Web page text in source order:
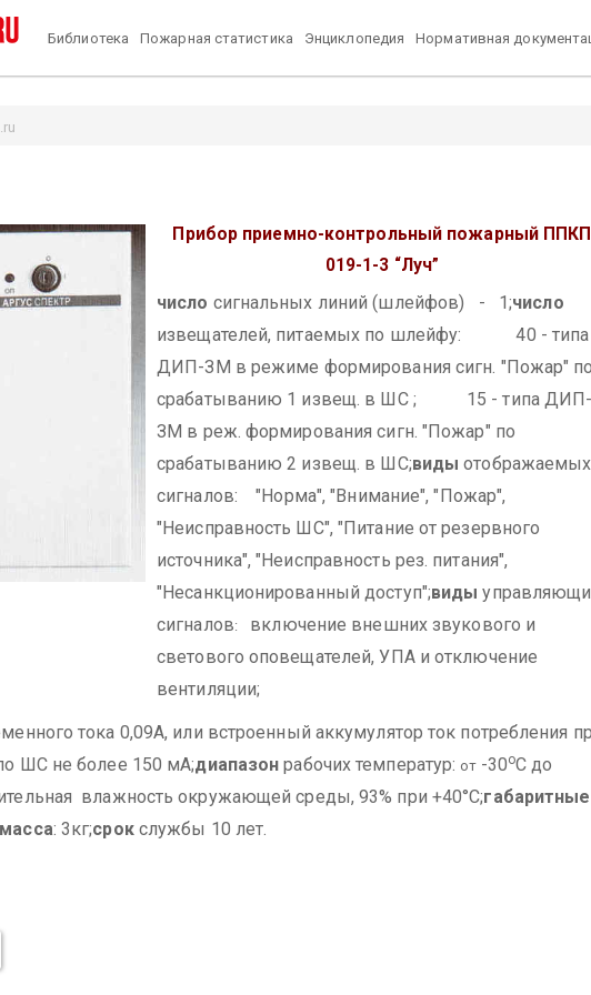
Библиотека Пожарная статистика Энциклопедия Нормативная
Прибор приемно-контрольный пожарный ППКП
019-1-3 “Луч”
число сигнальных линий (шлейфов) - 1;число
извещателей, питаемых по шлейфу: 40 - типа
ДИП-ЗМ в режиме формирования сигн. "Пожар" по
срабатыванию 1 извещ. в ШС ; 15 - типа ДИП-
ЗМ в реж. формирования сигн. "Пожар" по
срабатыванию 2 извещ. в ШС;виды отображаемых
сигналов: "Норма", "Внимание", "Пожар",
"Неисправность ШС", "Питание от резервного
источника", "Неисправность рез. питания",
"Несанкционированный доступ";виды
сигналов:
включение внешних звукового и
светового оповещателей, УПА и отключение
вентиляции;
тока 0,09А, или встроенный аккумулятор ток потребления
ШС не более 150 мА;диапазон рабочих температур: от -30оС до
влажность окружающей среды, 93% при +40°С;габаритные
масса: 3кг;срокслужбы 10 лет.